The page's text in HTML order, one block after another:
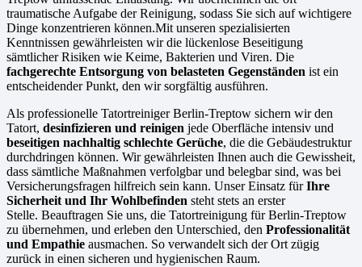
traumatische Aufgabe der Reinigung, sodass Sie sich auf wichtigere
Dinge konzentrieren können.Mit unseren spezialisierten
Kenntnissen gewährleisten wir die lückenlose Beseitigung
sämtlicher Risiken wie Keime, Bakterien und Viren. Die
fachgerechte Entsorgung von belasteten Gegenständen ist ein
entscheidender Punkt, den wir sorgfältig ausführen.
Als professionelle Tatortreiniger Berlin-Treptow sichern wir den
Tatort, desinfizieren und reinigen jede Oberfläche intensiv und
beseitigen nachhaltig schlechte Gerüche, die die Gebäudestruktur
durchdringen können. Wir gewährleisten Ihnen auch die Gewissheit,
dass sämtliche Maßnahmen verfolgbar und belegbar sind, was bei
Versicherungsfragen hilfreich sein kann. Unser Einsatz fürIhre
Sicherheit und Ihr Wohlbefinden steht stets an erster
Stelle. Beauftragen Sie uns, die Tatortreinigung für Berlin-Treptow
zu übernehmen, und erleben den Unterschied, den Professionalität
und Empathie ausmachen. So verwandelt sich der Ort zügig
zurück in einen sicheren und hygienischen Raum.